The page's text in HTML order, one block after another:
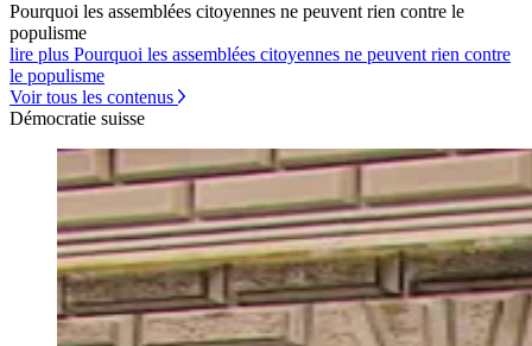
Pourquoi les assemblées citoyennes ne peuvent rien contre le
populisme
lire plus Pourquoi les assemblées citoyennes ne peuvent rien contre
le populisme
Voir tous les contenus
Démocratie suisse